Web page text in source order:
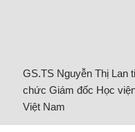
GS.TS Nguyễn Thị Lan
chức Giám đốc Học
Việt Nam